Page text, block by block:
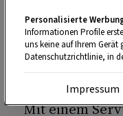
Kursen!
Vorteils-
Mit einem
Personalisierte
Informationen Profile
uns keine auf Ihrem
Datenschutzrichtlinie, in
Impressum